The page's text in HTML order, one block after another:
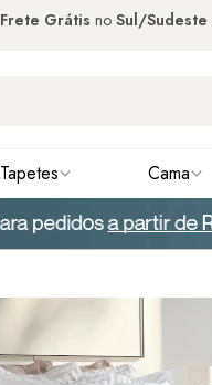
Frete Grátis no Sul/Sudeste
Tapetes Cama